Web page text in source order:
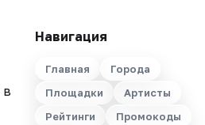
в
Навигация
Главная
Города
Площадки
Артисты
Рейтинги
Промокоды